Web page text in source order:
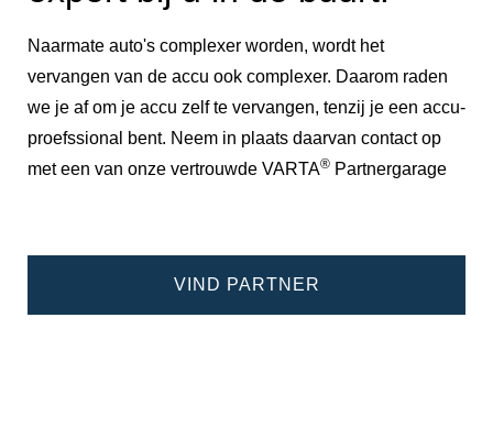
Naarmate auto's complexer worden, wordt het
vervangen van de accu ook complexer. Daarom raden
we je af om je accu zelf te vervangen, tenzij je een accu-
proefssional bent. Neem in plaats daarvan contact op
met een van onze vertrouwde VARTA® Partnergarage
VIND PARTNER